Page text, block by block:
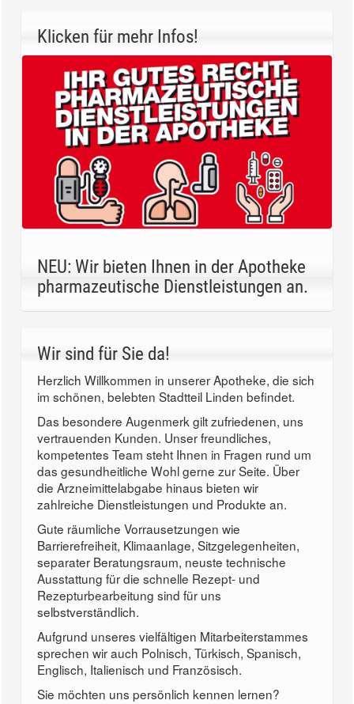
Klicken für mehr Infos!
NEU: Wir bieten Ihnen in der Apotheke
pharmazeutische Dienstleistungen an.
Wir sind für Sie da!
Herzlich Willkommen in unserer Apotheke, die sich
im schönen, belebten Stadtteil Linden befindet.
Das besondere Augenmerk gilt zufriedenen, uns
vertrauenden Kunden. Unser freundliches,
kompetentes Team steht Ihnen in Fragen rund um
das gesundheitliche Wohl gerne zur Seite. Über
die Arzneimittelabgabe hinaus bieten wir
zahlreiche Dienstleistungen und Produkte an.
Gute räumliche Vorrausetzungen wie
Barrierefreiheit, Klimaanlage, Sitzgelegenheiten,
separater Beratungsraum, neuste technische
Ausstattung für die schnelle Rezept- und
Rezepturbearbeitung sind für uns
selbstverständlich.
Aufgrund unseres vielfältigen Mitarbeiterstammes
sprechen wir auch Polnisch, Türkisch, Spanisch,
Englisch, Italienisch und Französisch.
Sie möchten uns persönlich kennen lernen?